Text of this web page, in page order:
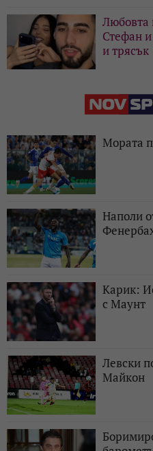
Любовта
Стефан
и трясък
Мората
Наполи
Карик:
с Маунт
Левски
Майкон